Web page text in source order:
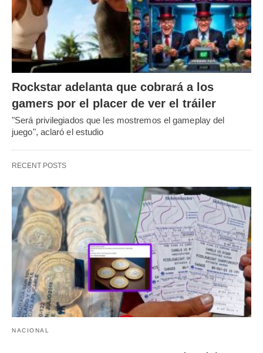
Rockstar adelanta que cobrará a los
gamers por el placer de ver el tráiler
"Será privilegiados que les mostremos el gameplay del
juego", aclaró el estudio
RECENT POSTS
NACIONAL